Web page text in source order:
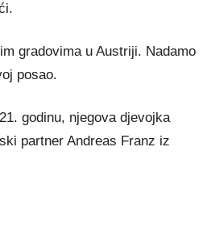
gradovima u Austriji. Nadamo
posao.
godinu, njegova djevojka
partner Andreas Franz iz